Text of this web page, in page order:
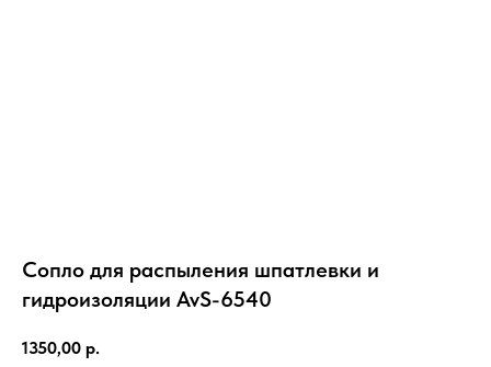
Сопло для распыления шпатлевки и
гидроизоляции AvS-6540
1350,00 р.